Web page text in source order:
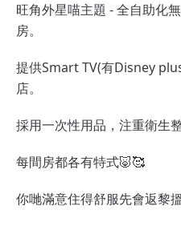
旺角外星喵主題 - 全自助化
房。
提供Smart TV(有Disney
店。
採用一次性用品，注重衛生整
每間房都各有特式🐷🥰
你哋滿意住得舒服先會返黎